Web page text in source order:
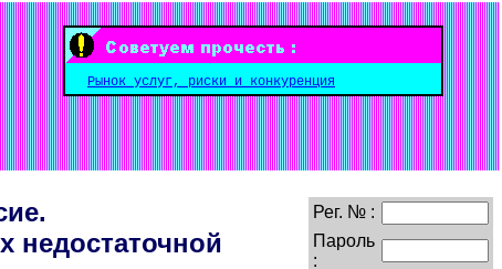
Рынок услуг, риски и конкуренция
недостаточной
Рег. № :
Пароль
: